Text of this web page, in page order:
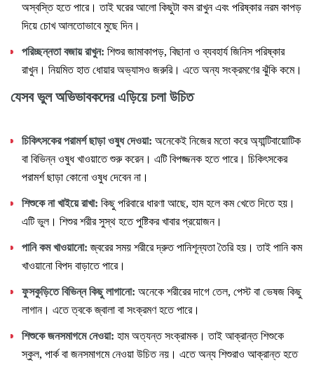
অস্বস্তি হতে পারে। তাই ঘরের আলো কিছুটা কম রাখুন এবং পরিষ্কার নরম কাপড়
দিয়ে চোখ আলতোভাবে মুছে দিন।
পরিচ্ছন্নতা বজায় রাখুন: শিশুর জামাকাপড়, বিছানা ও ব্যবহার্য জিনিস পরিষ্কার
রাখুন। নিয়মিত হাত ধোয়ার অভ্যাসও জরুরি। এতে অন্য সংক্রমণের ঝুঁকি কমে।
যেসব ভুল অভিভাবকদের এড়িয়ে চলা উচিত
চিকিৎসকের পরামর্শ ছাড়া ওষুধ দেওয়া: অনেকেই নিজের মতো করে অ্যান্টিবায়োটিক
বা বিভিন্ন ওষুধ খাওয়াতে শুরু করেন। এটি বিপজ্জনক হতে পারে। চিকিৎসকের
পরামর্শ ছাড়া কোনো ওষুধ দেবেন না।
শিশুকে না খাইয়ে রাখা: কিছু পরিবারে ধারণা আছে, হাম হলে কম খেতে দিতে হয়।
এটি ভুল। শিশুর শরীর সুস্থ হতে পুষ্টিকর খাবার প্রয়োজন।
পানি কম খাওয়ানো: জ্বরের সময় শরীরে দ্রুত পানিশূন্যতা তৈরি হয়। তাই পানি কম
খাওয়ানো বিপদ বাড়াতে পারে।
ফুসকুড়িতে বিভিন্ন কিছু লাগানো: অনেকে শরীরের দাগে তেল, পেস্ট বা ভেষজ কিছু
লাগান। এতে ত্বকে জ্বালা বা সংক্রমণ হতে পারে।
শিশুকে জনসমাগমে নেওয়া: হাম অত্যন্ত সংক্রামক। তাই আক্রান্ত শিশুকে
স্কুল, পার্ক বা জনসমাগমে নেওয়া উচিত নয়। এতে অন্য শিশুরাও আক্রান্ত হতে